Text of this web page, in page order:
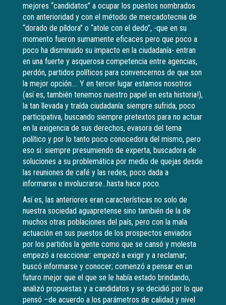
mejores “candidatos” a ocupar los puestos nombrados
con anterioridad y con el método de mercadotecnia de
“dorado de píldora” o “atole con el dedo”, -que en su
momento fueron sumamente eficaces pero que poco a
poco ha disminuido su impacto en la ciudadanía- entran
en una fuerte y asquerosa competencia entre agencias,
perdón, partidos políticos para convencernos de que son
la mejor opción…. Y en tercer lugar estamos nosotros
(así es, también tenemos nuestro papel en esta historia!),
la tan llevada y traída ciudadanía: siempre sufrida, poco
participativa, buscando siempre pretextos para no actuar
en la exigencia de sus derechos, evasora del tema
político y por lo tanto poco conocedora del mismo, pero
eso si: siempre presumiendo de experta, buscadora de
soluciones a su problemática por medio de quejas desde
las reuniones de café y las redes, poco dada a
informarse e involucrarse…hasta hace poco.
Así es, las anteriores eran características no solo de
nuestra sociedad aguapretense sino también de la de
muchos otras poblaciones del país, pero con la mala
actuación en sus puestos de los prospectos enviados
por los partidos la gente como que se cansó y molesta
empezó a reaccionar: empezó a exigir y a reclamar;
buscó informarse y conocer; comenzó a pensar en un
futuro mejor que el que se le había estado brindando;
analizó propuestas y a candidatos y se decidió por lo que
pensó –de acuerdo a los parámetros de calidad y nivel